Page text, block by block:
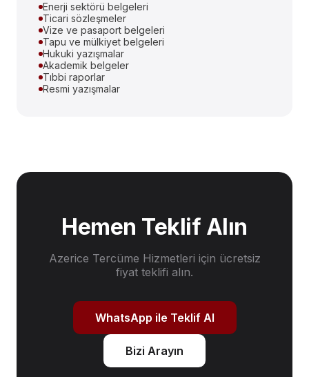
Enerji sektörü belgeleri
Ticari sözleşmeler
Vize ve pasaport belgeleri
Tapu ve mülkiyet belgeleri
Hukuki yazışmalar
Akademik belgeler
Tıbbi raporlar
Resmi yazışmalar
Hemen Teklif Alın
Azerice Tercüme Hizmetleri için ücretsiz
fiyat teklifi alın.
WhatsApp ile Teklif Al
Bizi Arayın